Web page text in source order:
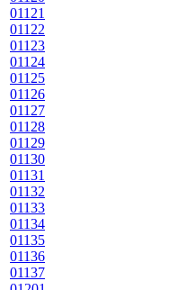
01121
01122
01123
01124
01125
01126
01127
01128
01129
01130
01131
01132
01133
01134
01135
01136
01137